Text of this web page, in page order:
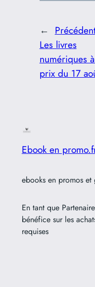
←
Les livres
numériques
prix du 17
Ebook en
ebooks en promos et
En tant que
bénéfice sur les
requises